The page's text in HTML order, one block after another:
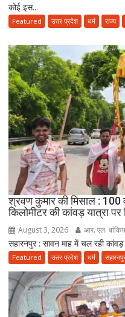
कोई इस...
Featured उत्तर प्रदेश धर्म राज्य
श्रवण कुमार की मिसाल : 100
किलोमीटर की कांवड़ यात्रा पर
August 3, 2026 आर. एल.
सहारनपुर : सावन माह में चल रही
Featured उत्तर प्रदेश धर्म